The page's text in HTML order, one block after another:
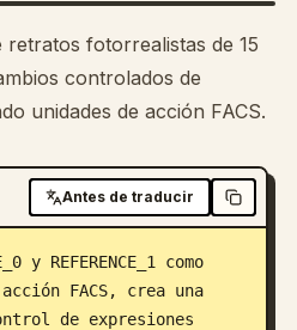
fotorrealistas de 15
controlados de
unidades de acción FACS.
Antes de traducir
y REFERENCE_1 como
FACS, crea una
de expresiones